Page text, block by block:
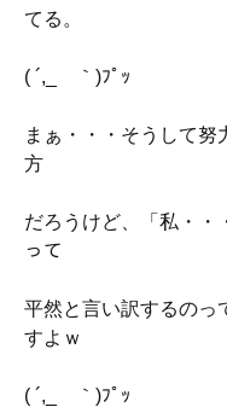
てる。
( ´,_ゝ｀)ﾌﾟｯ
まぁ・・・そうして努
方
だろうけど、「私・・
って
平然と言い訳するのっ
すよｗ
( ´,_ゝ｀)ﾌﾟｯ